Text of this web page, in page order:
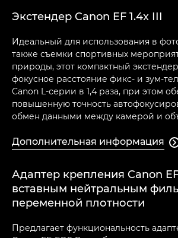
Экстендер Canon EF 1.4x III
Идеальный для использования в
также съемки спортивных
природы, этот компактный
фокусное расстояние фикс- и зум-
Canon L-серии в 1,4 раза, при этом
повышенную точность
обмен данными между камерой и
Дополнительная информация 
Адаптер крепления Canon
вставным нейтральным
переменной плотности
Предлагает функциональность